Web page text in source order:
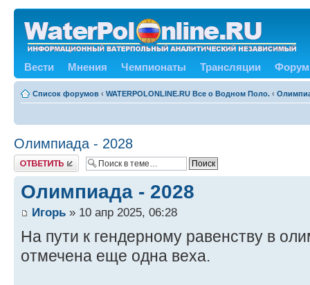
Вести Мнения Чемпионаты Трансляции Форум
Список форумов ‹ WATERPOLONLINE.RU Все о Водном Поло. ‹
Олимпиада - 2028
Ответить
Олимпиада - 2028
Игорь » 10 апр 2025, 06:28
На пути к гендерному равенству в
отмечена еще одна веха.